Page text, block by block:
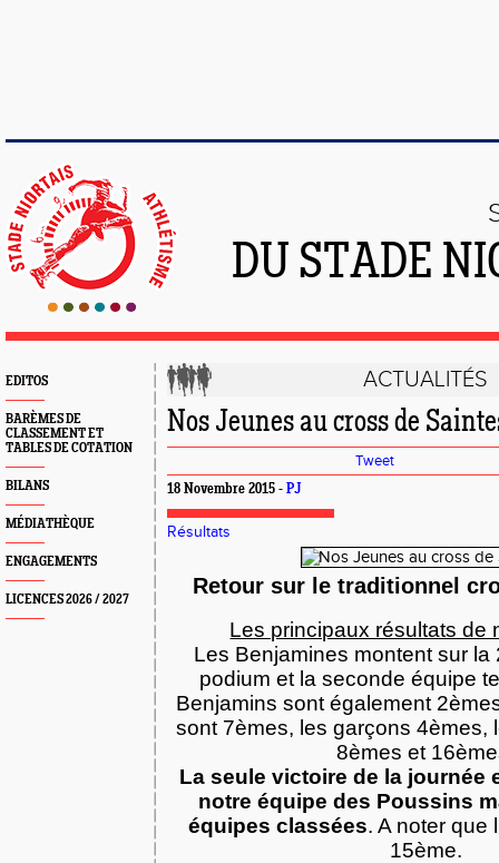
DU STADE
EDITOS
BARÈMES DE
CLASSEMENT ET
TABLES DE COTATION
BILANS
MÉDIATHÈQUE
ENGAGEMENTS
LICENCES 2026 / 2027
ACTUALITÉS
Nos Jeunes au cross de
Tweet
18 Novembre 2015 - PJ
Résultats
Retour sur le traditionnel
Les principaux résultats de
Les Benjamines montent sur la
podium et la seconde équipe
Benjamins sont également
sont 7èmes, les garçons 4èmes,
8èmes et
La seule victoire de la journée
notre équipe des Poussins
équipes classées. A noter que
15ème.